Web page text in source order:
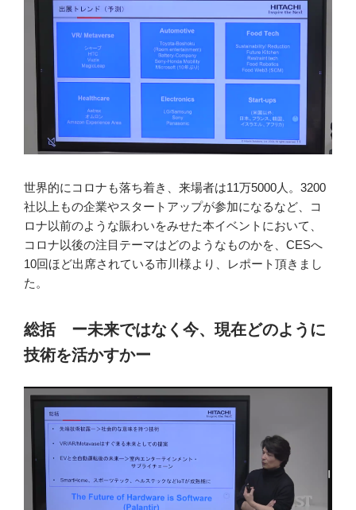
世界的にコロナも落ち着き、来場者は11万5000人。3200
社以上もの企業やスタートアップが参加になるなど、コ
ロナ以前のような賑わいをみせた本イベントにおいて、
コロナ以後の注目テーマはどのようなものかを、CESへ
10回ほど出席されている市川様より、レポート頂きまし
た。
総括 ー未来ではなく今、現在どのように
技術を活かすかー